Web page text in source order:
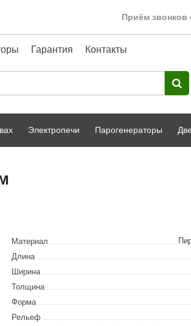
Приём звонков
Гарантия Контакты
Сталь-Мастер
CeruttiSpa
Электропечи Парогенераторы
Материал
Длина
Ширина
Толщина
Форма
Рельеф